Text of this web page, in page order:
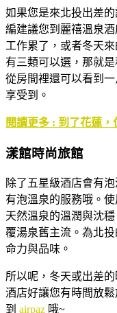
如果您是來北投出差
編建議您到麗禧溫泉
工作累了，或者冬天
有三類可以選，那就
從房間裡還可以看到
享受到。
閱讀更多 : 到了花蓮
漾館時尚旅館
除了五星級酒店會有
有泡溫泉的服務哦。
天然溫泉的溫潤與沈
覆湯泉舊主流。為北
命力與品味。
所以呢，冬天或出差
酒店好讓您有時間放
到 airpaz 哦~